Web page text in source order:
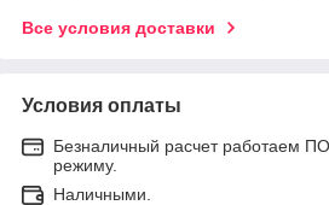
Все условия доставки
Условия оплаты
Безналичный расчет работаем
режиму.
Наличными.